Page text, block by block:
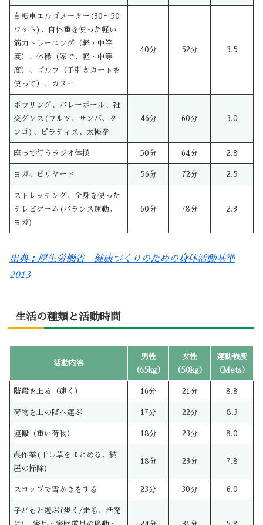
自転車エルゴメーター(30～50
ワット)、自体重を使った軽い
筋力トレーニング（軽・中等
度）、体操（家で、軽・中等
度）、ゴルフ（手引きカートを
使って）、カヌー
40分 52分 3.5
ボウリング、バレーボール、社
交ダンス(ワルツ、サンバ、タ
ンゴ)、ピラティス、太極拳
46分 60分 3.0
座って行うラジオ体操 50分 64分 2.8
ヨガ、ビリヤード 56分 72分 2.5
ストレッチング、全身を使った
テレビゲーム(バランス運動、
ヨガ)
60分 78分 2.3
出典：厚生労働省 健康づくりのための身体活動基準
2013
生活の種類と活動時間
活動内容
男性
（65kg）
女性
（50kg）
運動強度
（Mets）
階段を上る（速く） 16分 21分 8.8
荷物を上の階へ運ぶ 17分 22分 8.3
運搬（重い荷物） 18分 23分 8.0
農作業(干し草をまとめる、納
屋の掃除)
18分 23分 7.8
スコップで雪かきをする 23分 30分 6.0
子どもと遊ぶ(歩く/走る、活発